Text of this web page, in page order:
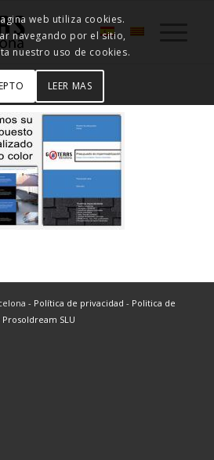
- Política de privacidad - Politica de
Prosoldream SLU
web utiliza cookies.
navegando por el sitio,
nuestro uso de cookies.
LEER MAS